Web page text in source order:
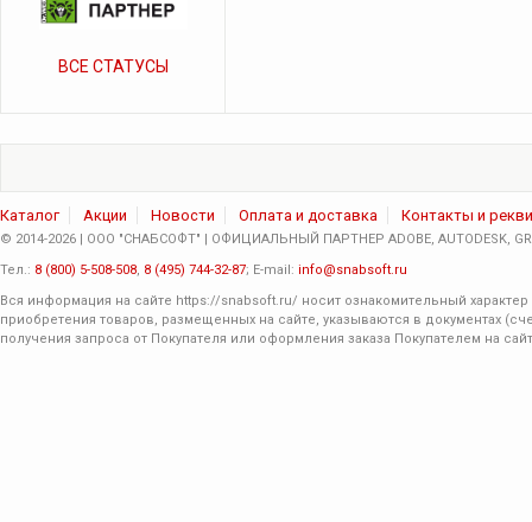
ВСЕ СТАТУСЫ
Каталог Акции Новости Оплата и доставка Контакты и
© 2014-2026 | ООО "СНАБСОФТ" | ОФИЦИАЛЬНЫЙ ПАРТНЕР ADOBE, AUTODESK,
Тел.: 8 (800) 5-508-508, 8 (495) 744-32-87; E-mail: info@snabsoft.ru
Вся информация на сайте https://snabsoft.ru/ носит ознакомительный
приобретения товаров, размещенных на сайте, указываются в документах
получения запроса от Покупателя или оформления заказа Покупателем на